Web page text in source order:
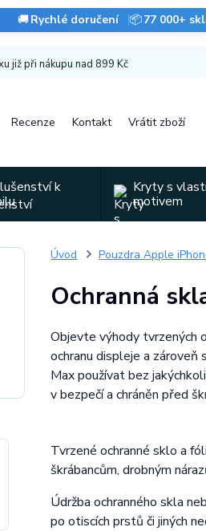
🚚Rychlé doručení 📦77 000+
již při nákupu nad 899 Kč
Recenze Kontakt Vrátit zboží
k
Kryty s
motivem
Úvod Pouzdra Apple
Ochranná
Objevte výhody tvrzených
ochranu displeje a
Max používat bez
v bezpečí a chráněn před
Tvrzené ochranné sklo a
škrábancům, drobným
Údržba ochranného skla
po otiscích prstů či jiných